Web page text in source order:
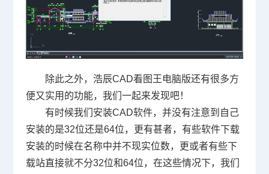
除此之外，浩辰CAD看图王电脑版还有很多方
便又实用的功能，我们一起来发现吧！
有时候我们安装CAD软件，并没有注意到自己
安装的是32位还是64位，更有甚者，有些软件下载
安装的时候在名称中并不现实位数，更或者有些下
载站直接就不分32位和64位，在这些情况下，我们